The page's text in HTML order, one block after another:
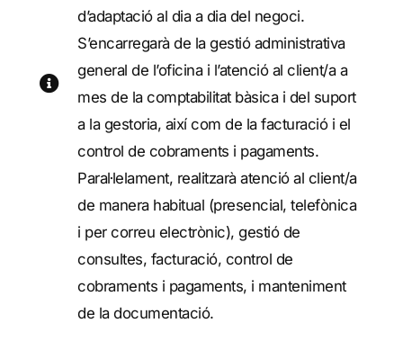
d’adaptació al dia a dia del negoci.
S’encarregarà de la gestió administrativa
general de l’oficina i l’atenció al client/a a
mes de la comptabilitat bàsica i del suport
a la gestoria, així com de la facturació i el
control de cobraments i pagaments.
Paral·lelament, realitzarà atenció al client/a
de manera habitual (presencial, telefònica
i per correu electrònic), gestió de
consultes, facturació, control de
cobraments i pagaments, i manteniment
de la documentació.